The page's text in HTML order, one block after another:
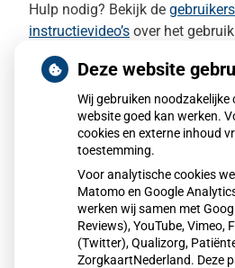
Hulp nodig? Bekijk de
instructievideo’s over het
via de app en de website van uw
Deel uw ervaring
U kunt uw ervaringen delen via
knop in het hoofdmenu van de
worden gebruikt om de app te
Veelgestelde vragen en
Uw Zorg onlinewebsite
veelgestelde vragen
, een
Deze website
Wij gebruiken noodzakelijke
website goed kan werken.
cookies en externe inhoud
toestemming.
Voor analytische cookies
Matomo en Google
werken wij samen met
Reviews), YouTube, Vimeo,
(Twitter), Qualizorg,
ZorgkaartNederland. Deze